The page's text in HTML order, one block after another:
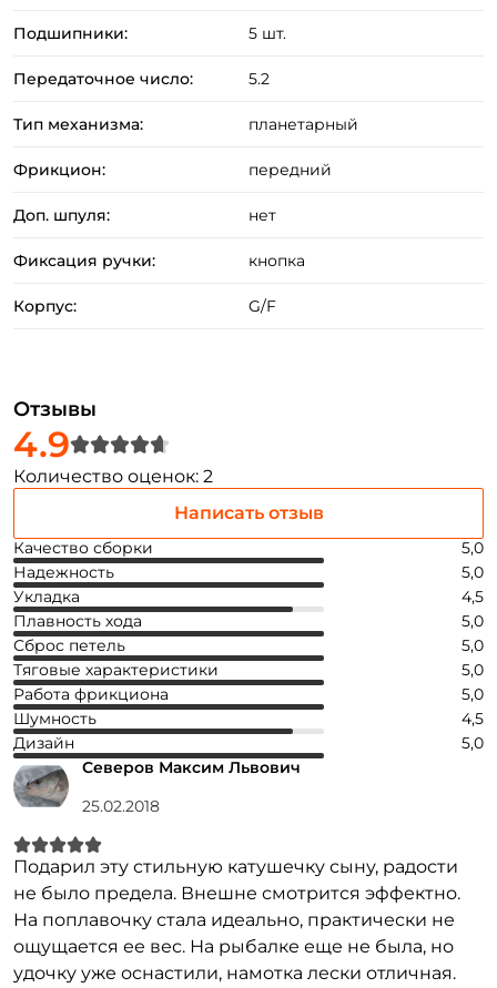
Подшипники: 5 шт.
Передаточное число: 5.2
Тип механизма: планетарный
Фрикцион: передний
Доп. шпуля: нет
Фиксация ручки: кнопка
Корпус: G/F
Отзывы
4.9
Количество оценок: 2
Написать отзыв
Качество сборки
5,0
Надежность
5,0
Укладка
4,5
Плавность хода
5,0
Сброс петель
5,0
Тяговые характеристики
5,0
Работа фрикциона
5,0
Шумность
4,5
Дизайн
5,0
Северов Максим Львович
25.02.2018
Подарил эту стильную катушечку сыну, радости
не было предела. Внешне смотрится эффектно.
На поплавочку стала идеально, практически не
ощущается ее вес. На рыбалке еще не была, но
удочку уже оснастили, намотка лески отличная.
ФИО: *
Email: *
Номер телефона: *
Придумайте пароль: *
Повторите пароль: *
Заполняя данную форму вы соглашаетесь на обработку
персональных данных
У меня уже есть аккаунт